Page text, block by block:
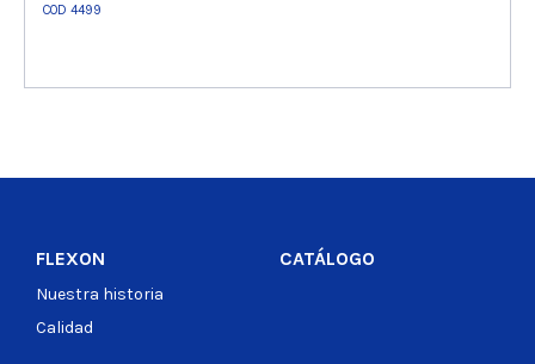
COD 4499
FLEXON
Nuestra historia
Calidad
CATÁLOGO